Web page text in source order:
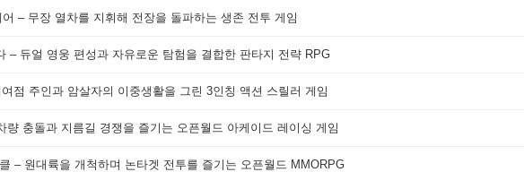
– 무장 열차를 지휘해 전장을 돌파하는 생존 전투 게임
– 듀얼 영웅 편성과 자유로운 탐험을 결합한 판타지 전략 RPG
점 주인과 암살자의 이중생활을 그린 3인칭 액션 스릴러 게임
량 충돌과 지름길 경쟁을 즐기는 오픈월드 아케이드 레이싱 게임
– 원대륙을 개척하며 논타겟 전투를 즐기는 오픈월드 MMORPG